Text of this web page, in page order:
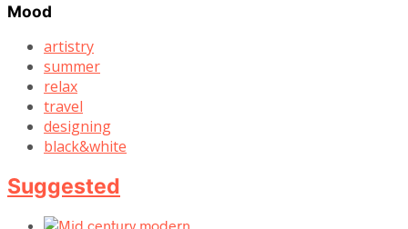
Mood
artistry
summer
relax
travel
designing
black&white
Suggested